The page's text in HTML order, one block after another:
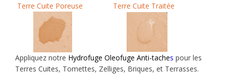
Terre Cuite Poreuse Terre Cuite Traitée
Appliquez notre Hydrofuge Oleofuge Anti-taches pour les
Terres Cuites, Tomettes, Zelliges, Briques, et Terrasses.